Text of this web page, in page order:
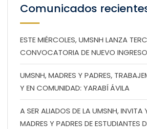
Comunicados
ESTE MIÉRCOLES, UMSNH LANZA
CONVOCATORIA DE NUEVO INGRESO
UMSNH, MADRES Y PADRES,
Y EN COMUNIDAD: YARABÍ ÁVILA
A SER ALIADOS DE LA UMSNH, INVITA
MADRES Y PADRES DE ESTUDIANTES